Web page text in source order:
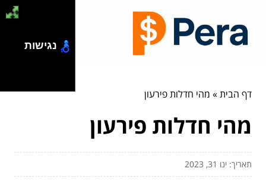
דף הבית» מהי חדלות פירעון
מהי חדלות פירעון
תאריך: ינו 31, 2023
נגישות